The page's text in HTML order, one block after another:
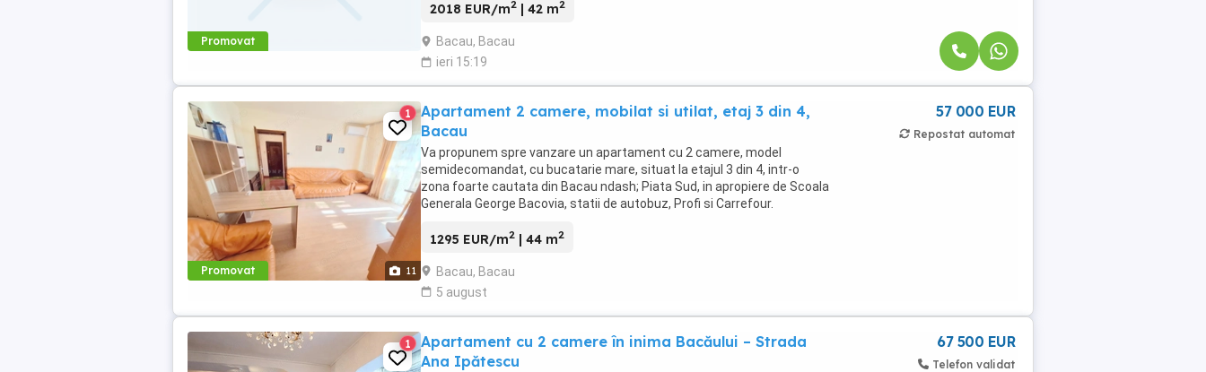
Promovat
2018 EUR/m2 | 42 m2
Bacau, Bacau
ieri 15:19
Promovat 11
1
Apartament 2 camere, mobilat si utilat, etaj 3 din 4,
Bacau
Va propunem spre vanzare un apartament cu 2 camere, model
semidecomandat, cu bucatarie mare, situat la etajul 3 din 4, intr-o
zona foarte cautata din Bacau ndash; Piata Sud, in apropiere de Scoala
Generala George Bacovia, statii de autobuz, Profi si Carrefour.
1295 EUR/m2 | 44 m2
Bacau, Bacau
5 august
57 000 EUR
Repostat automat
1
Apartament cu 2 camere în inima Bacăului – Strada
Ana Ipătescu
67 500 EUR
Telefon validat